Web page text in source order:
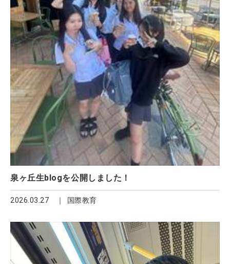
泉ヶ丘生blogを公開しました！
2026.03.27 国際教育